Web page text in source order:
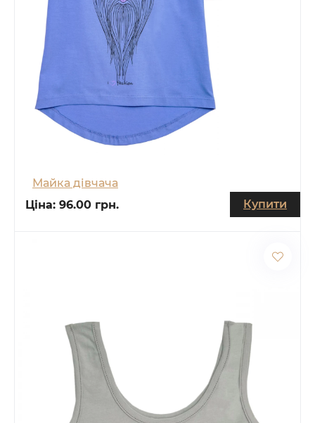
Майка дівчача
Ціна: 96.00 грн. Купити